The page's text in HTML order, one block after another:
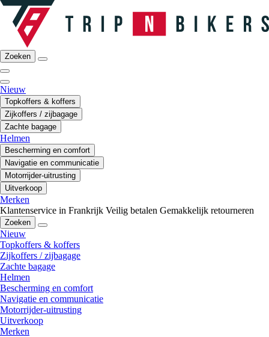
Zoeken
Nieuw
Topkoffers & koffers
Zijkoffers / zijbagage
Zachte bagage
Helmen
Bescherming en comfort
Navigatie en communicatie
Motorrijder-uitrusting
Uitverkoop
Merken
Klantenservice in Frankrijk Veilig betalen Gemakkelijk retourneren
Zoeken
Nieuw
Topkoffers & koffers
Zijkoffers / zijbagage
Zachte bagage
Helmen
Bescherming en comfort
Navigatie en communicatie
Motorrijder-uitrusting
Uitverkoop
Merken